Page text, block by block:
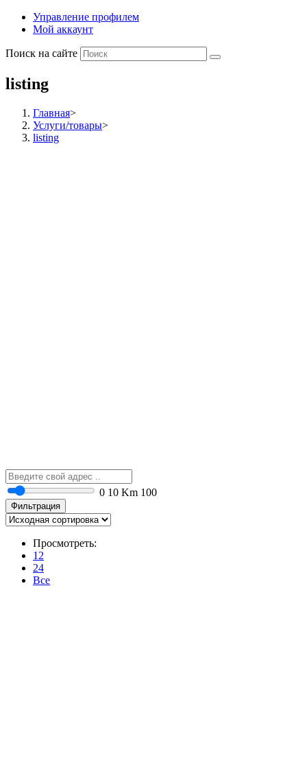
Управление профилем
Мой аккаунт
Поиск на сайте
listing
Главная>
Услуги/товары>
listing
0 10 Km 100
Фильтрация
Просмотреть:
12
24
Все